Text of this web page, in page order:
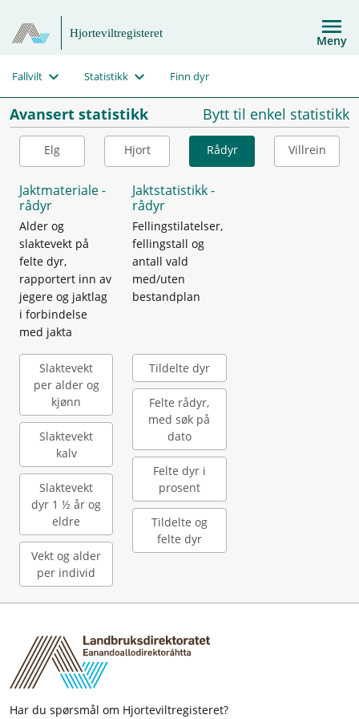
Hjorteviltregisteret Meny
Fallvilt Statistikk Finn dyr
Avansert statistikk Bytt til enkel statistikk
Elg Hjort Rådyr Villrein
Jaktmateriale -
rådyr
Alder og
slaktevekt på
felte dyr,
rapportert inn av
jegere og jaktlag
i forbindelse
med jakta
Jaktstatistikk -
rådyr
Fellingstilatelser,
fellingstall og
antall vald
med/uten
bestandplan
Slaktevekt
per alder og
kjønn
Slaktevekt
kalv
Slaktevekt
dyr 1 ½ år og
eldre
Vekt og alder
per individ
Tildelte dyr
Felte rådyr,
med søk på
dato
Felte dyr i
prosent
Tildelte og
felte dyr
Har du spørsmål om Hjorteviltregisteret?